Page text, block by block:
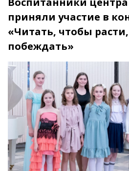
приняли участие в
«Читать, чтобы
побеждать»